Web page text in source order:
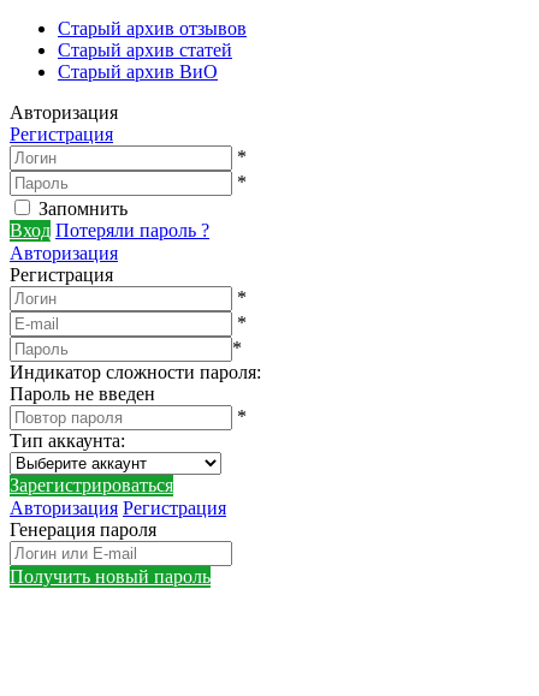
Старый архив отзывов
Старый архив статей
Старый архив ВиО
Авторизация
Регистрация
*
*
Запомнить
Вход Потеряли пароль ?
Авторизация
Регистрация
*
*
*
Индикатор сложности пароля:
Пароль не введен
*
Тип аккаунта:
Зарегистрироваться
Авторизация Регистрация
Генерация пароля
Получить новый пароль